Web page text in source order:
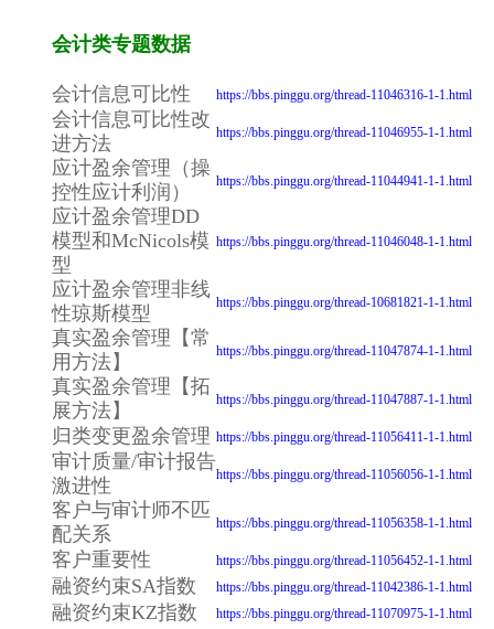
会计类专题数据
会计信息可比性 https://bbs.pinggu.org/thread-11046316-1-1.html
会计信息可比性改
进方法
https://bbs.pinggu.org/thread-11046955-1-1.html
应计盈余管理（操
控性应计利润）
https://bbs.pinggu.org/thread-11044941-1-1.html
应计盈余管理DD
模型和McNicols模
型
https://bbs.pinggu.org/thread-11046048-1-1.html
应计盈余管理非线
性琼斯模型
https://bbs.pinggu.org/thread-10681821-1-1.html
真实盈余管理【常
用方法】
https://bbs.pinggu.org/thread-11047874-1-1.html
真实盈余管理【拓
展方法】
https://bbs.pinggu.org/thread-11047887-1-1.html
归类变更盈余管理 https://bbs.pinggu.org/thread-11056411-1-1.html
审计质量/审计报告
激进性
https://bbs.pinggu.org/thread-11056056-1-1.html
客户与审计师不匹
配关系
https://bbs.pinggu.org/thread-11056358-1-1.html
客户重要性 https://bbs.pinggu.org/thread-11056452-1-1.html
融资约束SA指数 https://bbs.pinggu.org/thread-11042386-1-1.html
融资约束KZ指数 https://bbs.pinggu.org/thread-11070975-1-1.html